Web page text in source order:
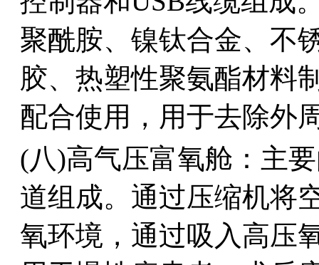
聚酰胺、镍钛合金、不
胶、热塑性聚氨酯材料
配合使用，用于去除外
(八)高气压富氧舱：主
道组成。通过压缩机将
氧环境，通过吸入高压